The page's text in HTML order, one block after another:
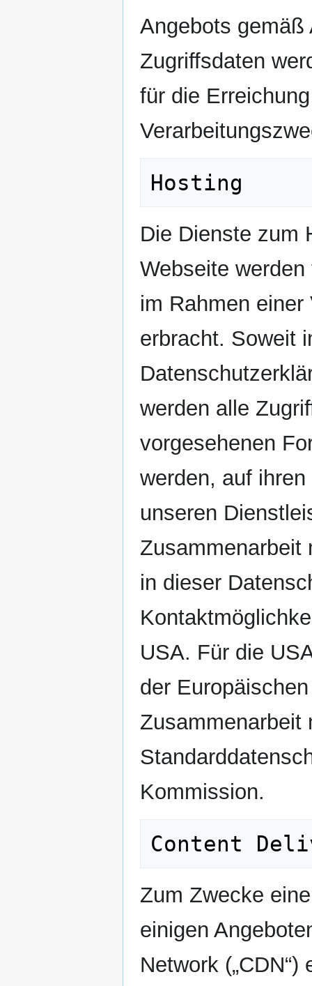
Angebots
Zugriffsdaten
für die
Die Dienste zum
Webseite
im Rahmen
erbracht. Soweit
werden alle
vorgesehenen
werden, auf
unseren
Zusammenarbeit
in dieser
USA. Für die
der
Zusammenarbeit
Kommission.
Zum Zwecke
einigen
Network